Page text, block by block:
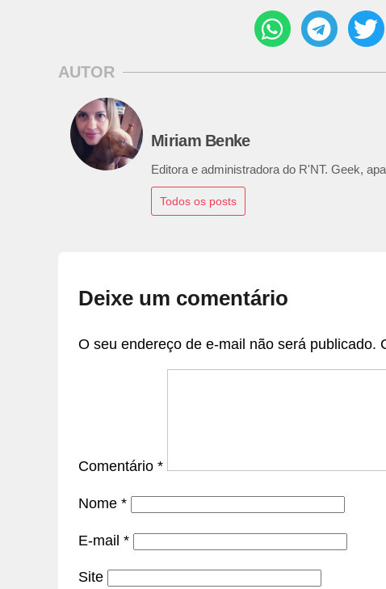
AUTOR
Miriam Benke
Editora e administradora do R'NT. Geek,
Todos os posts
Deixe um comentário
O seu endereço de e-mail não será publicado.
Comentário *
Nome *
E-mail *
Site